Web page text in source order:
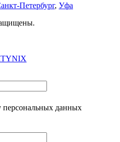
Петербург, Уфа
персональных данных